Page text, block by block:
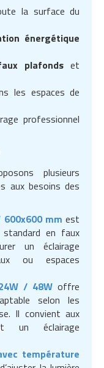
la surface du
énergétique
plafonds et
les espaces de
professionnel
plusieurs
aux besoins des
600x600 mm est
en faux
un éclairage
ou espaces
/ 48W offre
selon les
Il convient aux
un éclairage
température